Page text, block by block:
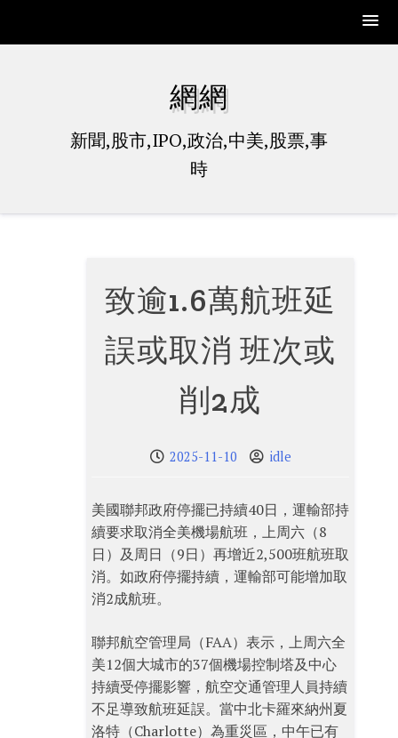
網網
新聞,股市,IPO,政治,中美,股票,事
時
致逾1.6萬航班延
誤或取消 班次或
削2成
2025-11-10 idle
美國聯邦政府停擺已持續40日，運輸部持
續要求取消全美機場航班，上周六（8
日）及周日（9日）再增近2,500班航班取
消。如政府停擺持續，運輸部可能增加取
消2成航班。
聯邦航空管理局（FAA）表示，上周六全
美12個大城市的37個機場控制塔及中心
持續受停擺影響，航空交通管理人員持續
不足導致航班延誤。當中北卡羅來納州夏
洛特（Charlotte）為重災區，中午已有